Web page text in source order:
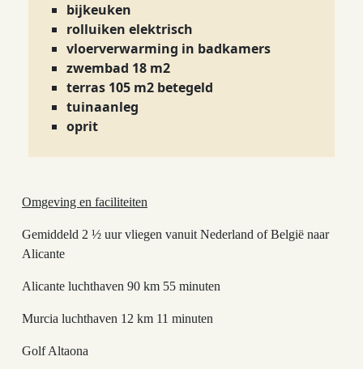
bijkeuken
rolluiken elektrisch
vloerverwarming in badkamers
zwembad 18 m2
terras 105 m2 betegeld
tuinaanleg
oprit
Omgeving en faciliteiten
Gemiddeld 2 ½ uur vliegen vanuit Nederland of België naar
Alicante
Alicante luchthaven 90 km 55 minuten
Murcia luchthaven 12 km 11 minuten
Golf Altaona